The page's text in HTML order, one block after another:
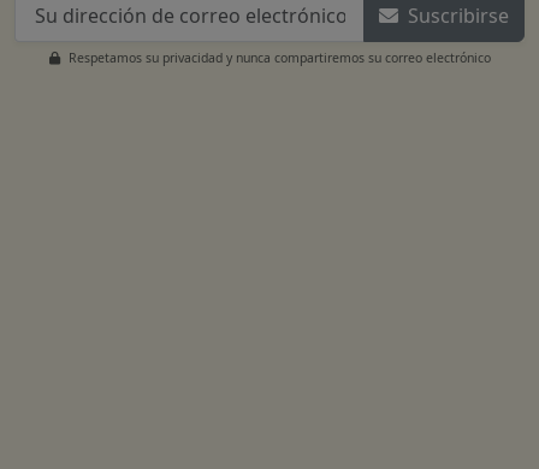
Suscribirse
Respetamos su privacidad y nunca compartiremos su correo electrónico